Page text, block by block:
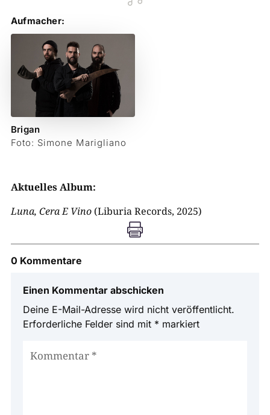
Aufmacher:
Brigan
Foto: Simone Marigliano
Aktuelles Album:
Luna, Cera E Vino(Liburia Records, 2025)

0 Kommentare
Einen Kommentar abschicken
Deine E-Mail-Adresse wird nicht veröffentlicht.
Erforderliche Felder sind mit * markiert